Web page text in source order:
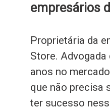
empresários
Proprietária da
Store. Advogada
anos no
que não precisa
ter sucesso